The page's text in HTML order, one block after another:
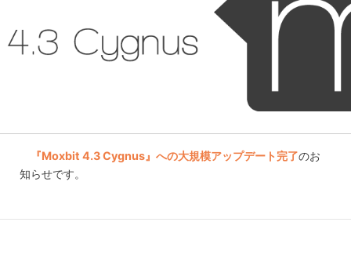
『Moxbit 4.3 Cygnus』への大規模アップデート完了のお
知らせです。